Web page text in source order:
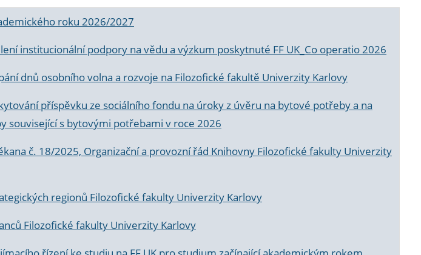
roku 2026/2027
institucionální podpory na vědu a výzkum poskytnuté FF UK_Co operatio 2026
dnů osobního volna a rozvoje na Filozofické fakultě Univerzity Karlovy
příspěvku ze sociálního fondu na úroky z úvěru na bytové potřeby a na
související s bytovými potřebami v roce 2026
č. 18/2025, Organizační a provozní řád Knihovny Filozofické fakulty Univerzity
regionů Filozofické fakulty Univerzity Karlovy
Filozofické fakulty Univerzity Karlovy